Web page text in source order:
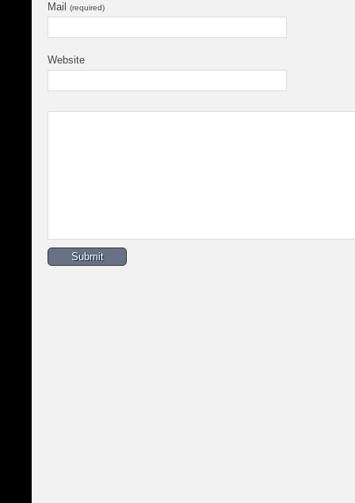
Mail (required)
Website